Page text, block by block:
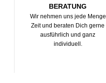
BERATUNG
Wir nehmen uns jede Menge
Zeit und beraten Dich gerne
ausführlich und ganz
individuell.